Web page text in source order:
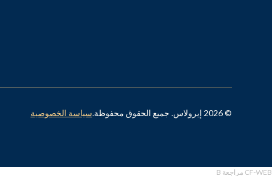
© 2026 إيرولاس. جميع الحقوق محفوظة. سياسة الخصوصية
CF-WEB مراجعة B